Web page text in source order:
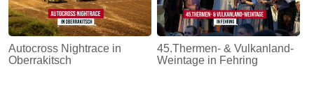
Autocross Nightrace in
Oberrakitsch
45.Thermen- & Vulkanland-
Weintage in Fehring